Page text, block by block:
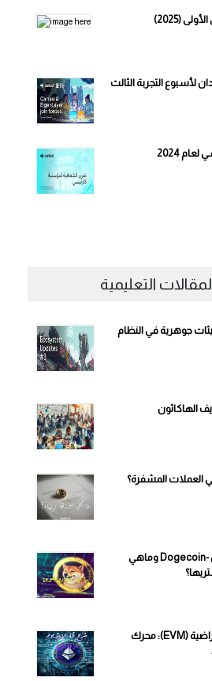
(2025)
لأسبوع التجربة الثالث
2024
التعليمية
جوهرية في النظام
الهاكاثون
العملات المشفرة؟
ماهي عملة الدوجكوين -Dogecoin وماهي
الة عملة الإيثريوم الافتراضية (EVM): محرك